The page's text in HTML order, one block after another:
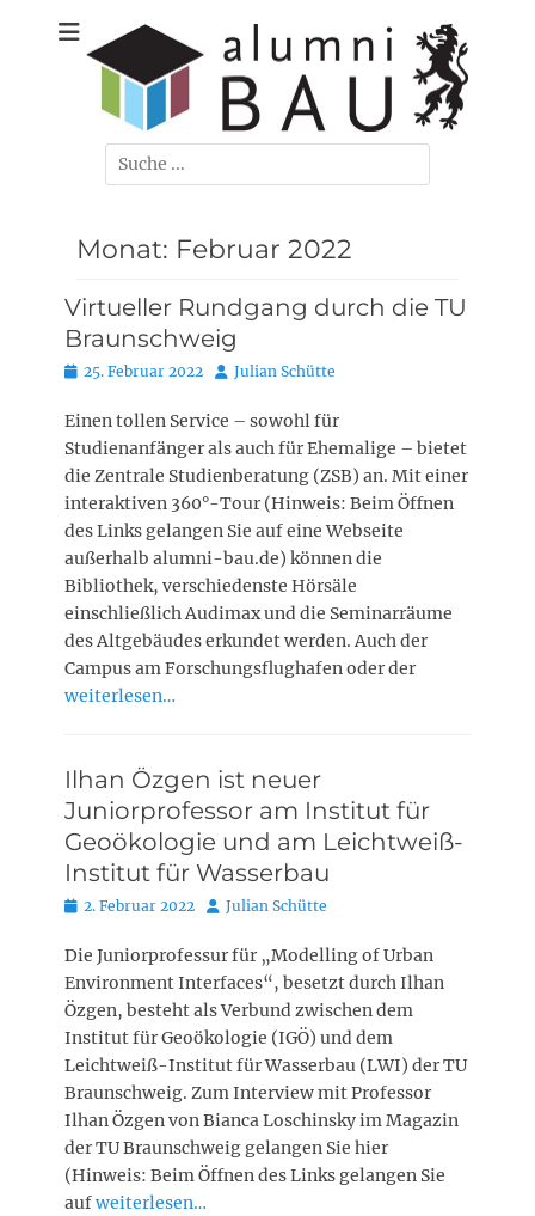
Alumni-Bau
Carolo-
Wihelmina e. V.
Der Ehemaligenverein der Bauingenieure, Umweltingenieure,
Verkehrsingenieure und Wirtschaftsingenieure/Bau der TU
Suchen
nach:
Monat: Februar 2022
Virtueller Rundgang durch die TU
Braunschweig
Posted
25. Februar 2022 AutorJulian Schütte
Einen tollen Service – sowohl für
Studienanfänger als auch für Ehemalige – bietet
die Zentrale Studienberatung (ZSB) an. Mit einer
interaktiven 360°-Tour (Hinweis: Beim Öffnen
des Links gelangen Sie auf eine Webseite
außerhalb alumni-bau.de) können die
Bibliothek, verschiedenste Hörsäle
einschließlich Audimax und die Seminarräume
des Altgebäudes erkundet werden. Auch der
Campus am Forschungsflughafen oder der
weiterlesen…
Ilhan Özgen ist neuer
Juniorprofessor am Institut für
Geoökologie und am Leichtweiß-
Institut für Wasserbau
Posted
2. Februar 2022 AutorJulian Schütte
Die Juniorprofessur für „Modelling of Urban
Environment Interfaces“, besetzt durch Ilhan
Özgen, besteht als Verbund zwischen dem
Institut für Geoökologie (IGÖ) und dem
Leichtweiß-Institut für Wasserbau (LWI) der TU
Braunschweig. Zum Interview mit Professor
Ilhan Özgen von Bianca Loschinsky im Magazin
der TU Braunschweig gelangen Sie hier
(Hinweis: Beim Öffnen des Links gelangen Sie
aufweiterlesen…